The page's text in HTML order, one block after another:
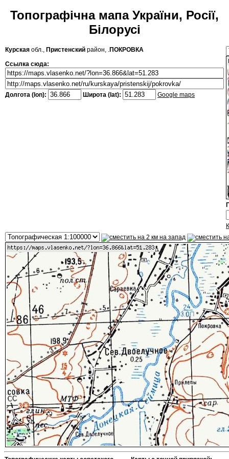
Топографічна мапа України, Росії,
Білорусі
Курская обл., Пристенский район, .ПОКРОВКА
Ссылка сюда:
Долгота (lon): Широта (lat): Google maps